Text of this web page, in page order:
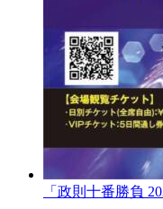
「政則十番勝負